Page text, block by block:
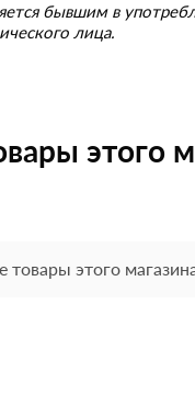
бывшим в
лица.
этого
товары этого